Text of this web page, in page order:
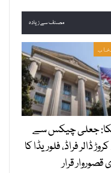
مصنف سے زیادہ
جعلی چیکس سے
ڈالر فراڈ، فلوریڈا کا
قرار